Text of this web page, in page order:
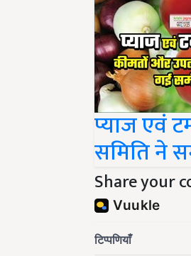
प्याज एवं
समिति ने
Share your